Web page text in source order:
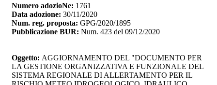
Numero adozioNe: 1761
Data adozione: 30/11/2020
Num. reg. proposta: GPG/2020/1895
Pubblicazione BUR: Num. 423 del 09/12/2020
Oggetto: AGGIORNAMENTO DEL "DOCUMENTO PER
LA GESTIONE ORGANIZZATIVA E FUNZIONALE DEL
SISTEMA REGIONALE DI ALLERTAMENTO PER IL